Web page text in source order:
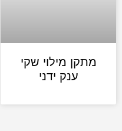
מתקן מילוי שקי
ענק ידני